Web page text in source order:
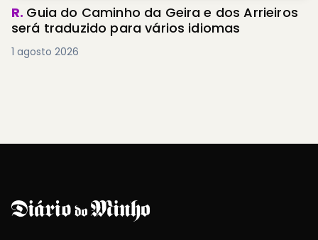
R. Guia do Caminho da Geira e dos Arrieiros
será traduzido para vários idiomas
1 agosto 2026